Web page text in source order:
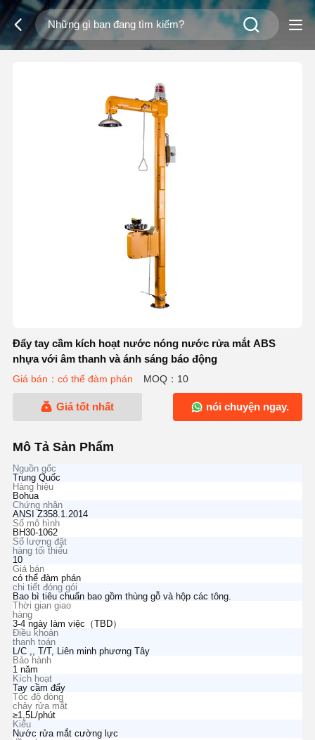
Đẩy tay cầm kích hoạt nước nóng nước rửa mắt ABS
nhựa với âm thanh và ánh sáng báo động
Giá bán：có thể đàm phán MOQ：10
Giá tốt nhất nói chuyện ngay.
Mô Tả Sản Phẩm
Nguồn gốc
Trung Quốc
Hàng hiệu
Bohua
Chứng nhận
ANSI Z358.1.2014
Số mô hình
BH30-1062
Số lượng đặt
hàng tối thiểu
10
Giá bán
có thể đàm phán
chi tiết đóng gói
Bao bì tiêu chuẩn bao gồm thùng gỗ và hộp các tông.
Thời gian giao
hàng
3-4 ngày làm việc（TBD）
Điều khoản
thanh toán
L/C ,, T/T, Liên minh phương Tây
Bảo hành
1 năm
Kích hoạt
Tay cầm đẩy
Tốc độ dòng
chảy rửa mắt
≥1,5L/phút
Kiểu
Nước rửa mắt cường lực